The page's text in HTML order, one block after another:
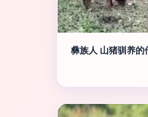
彝族人 山猪驯养的